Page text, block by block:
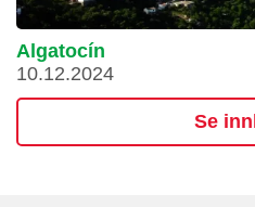
Algatocín
10.12.2024
Se